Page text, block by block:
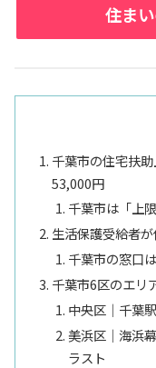
住ま
千葉市の住宅扶
53,000円
千葉市は「上
生活保護受給者
千葉市の窓口
千葉市6区のエリ
中央区｜千葉
美浜区｜海浜
ラスト